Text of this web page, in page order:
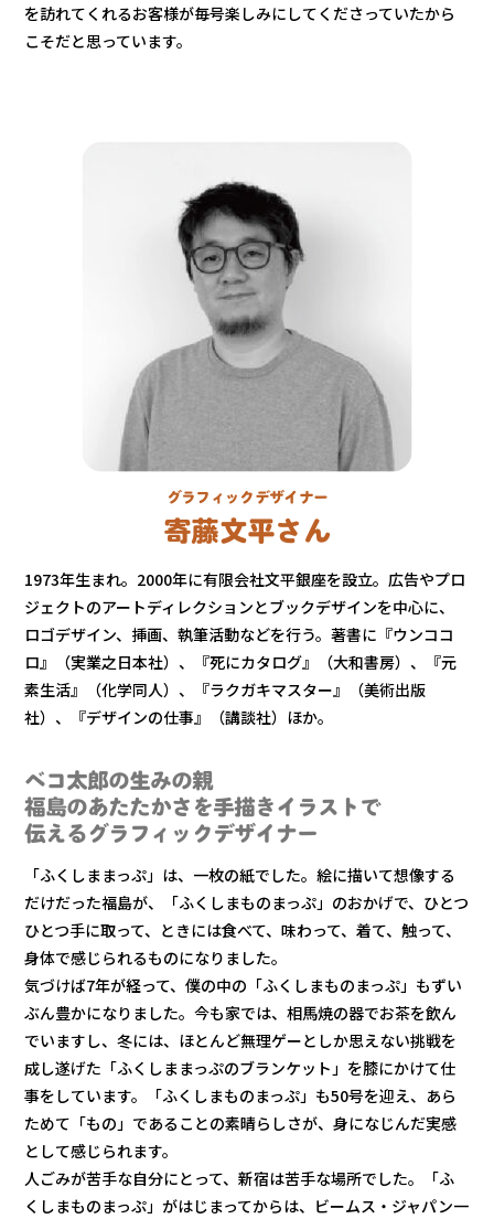
を訪れてくれるお客様が毎号楽しみにしてくださっていたから
こそだと思っています。
グラフィックデザイナー
寄藤文平さん
1973年生まれ。2000年に有限会社文平銀座を設立。広告やプロ
ジェクトのアートディレクションとブックデザインを中心に、
ロゴデザイン、挿画、執筆活動などを行う。著書に『ウンココ
ロ』（実業之日本社）、『死にカタログ』（大和書房）、『元
素生活』（化学同人）、『ラクガキマスター』（美術出版
社）、『デザインの仕事』（講談社）ほか。
ベコ太郎の生みの親
福島のあたたかさを手描きイラストで
伝えるグラフィックデザイナー
「ふくしままっぷ」は、一枚の紙でした。絵に描いて想像する
だけだった福島が、「ふくしまものまっぷ」のおかげで、ひとつ
ひとつ手に取って、ときには食べて、味わって、着て、触って、
身体で感じられるものになりました。
気づけば7年が経って、僕の中の「ふくしまものまっぷ」もずい
ぶん豊かになりました。今も家では、相馬焼の器でお茶を飲ん
でいますし、冬には、ほとんど無理ゲーとしか思えない挑戦を
成し遂げた「ふくしままっぷのブランケット」を膝にかけて仕
事をしています。「ふくしまものまっぷ」も50号を迎え、あら
ためて「もの」であることの素晴らしさが、身になじんだ実感
として感じられます。
人ごみが苦手な自分にとって、新宿は苦手な場所でした。「ふ
くしまものまっぷ」がはじまってからは、ビームス・ジャパン一